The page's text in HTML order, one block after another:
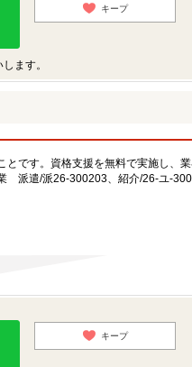
キープ
ます。
とです。資格支援を無料で実施し、
派遣/派26-300203、紹介/26-ユ-
キープ